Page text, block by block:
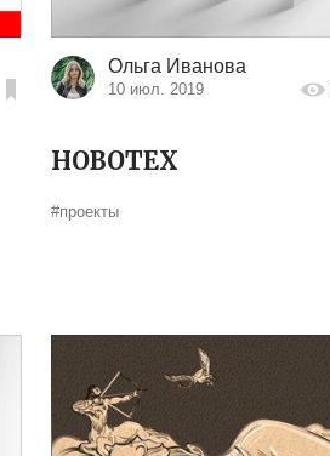
Ольга Иванова
10 июл. 2019
НОВОТЕХ
#проекты